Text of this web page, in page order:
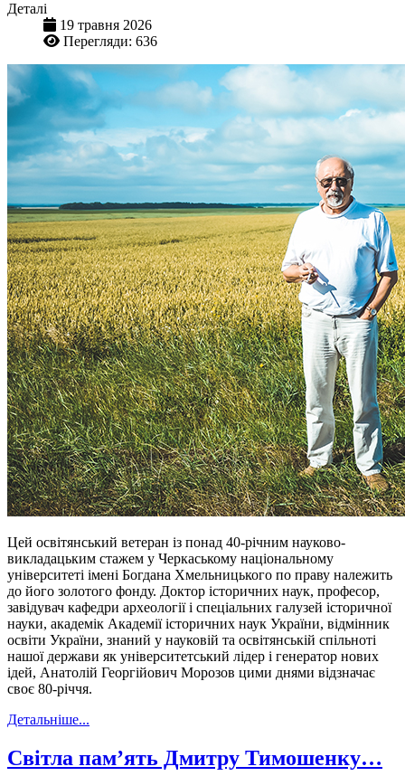
Деталі
19 травня 2026
Перегляди: 636
Цей освітянський ветеран із понад 40-річним науково-
викладацьким стажем у Черкаському національному
університеті імені Богдана Хмельницького по праву належить
до його золотого фонду. Доктор історичних наук, професор,
завідувач кафедри археології і спеціальних галузей історичної
науки, академік Академії історичних наук України, відмінник
освіти України, знаний у науковій та освітянській спільноті
нашої держави як університетський лідер і генератор нових
ідей, Анатолій Георгійович Морозов цими днями відзначає
своє 80-річчя.
Детальніше...
Світла пам’ять Дмитру Тимошенку…